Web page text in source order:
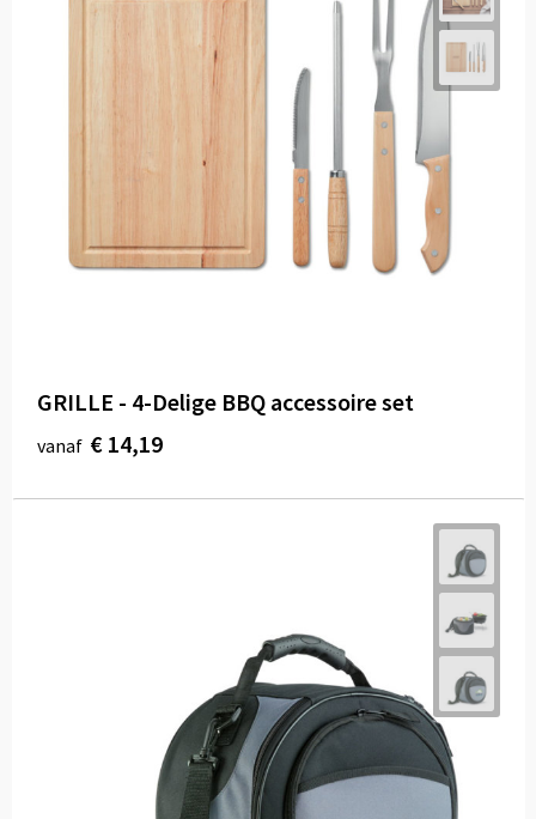
GRILLE - 4-Delige BBQ accessoire set
vanaf € 14,19